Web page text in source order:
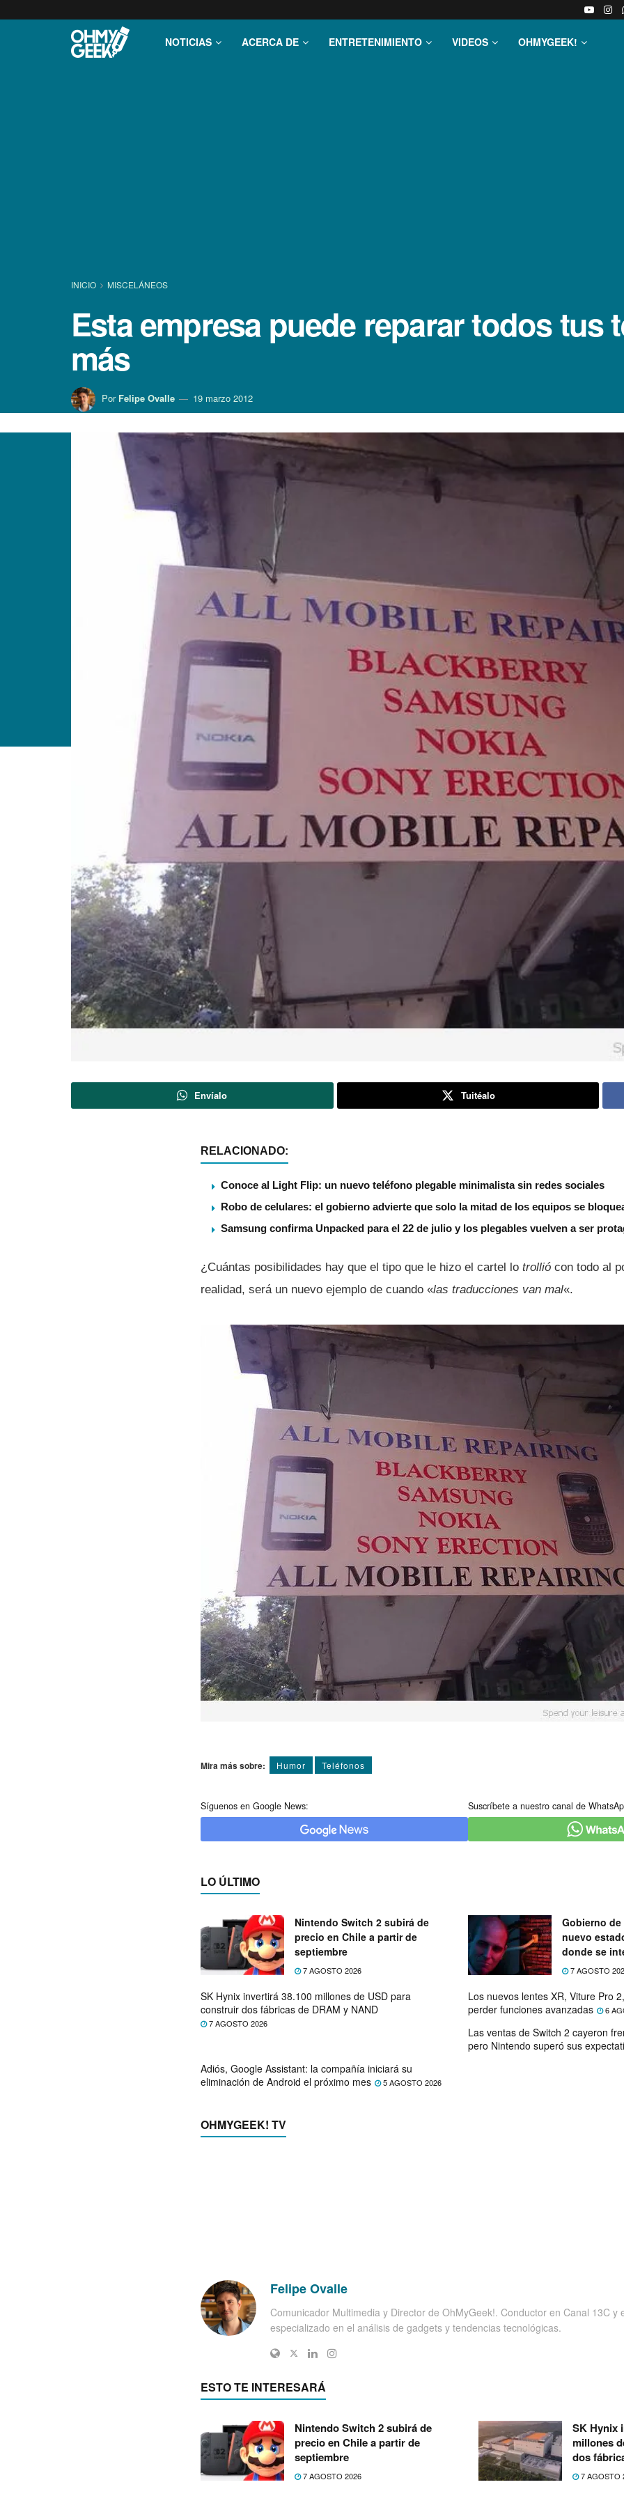
NOTICIAS ACERCA DE ENTRETENIMIENTO VIDEOS OHMYGEEK!
INICIO MISCELÁNEOS
Esta empresa puede reparar todos tus
más
Por Felipe Ovalle 19 marzo 2012
Envíalo Tuitéalo
RELACIONADO:
Conoce al Light Flip: un nuevo teléfono plegable minimalista sin redes sociales
Robo de celulares: el gobierno advierte que solo la mitad de los equipos se
Samsung confirma Unpacked para el 22 de julio y los plegables vuelven a ser
¿Cuántas posibilidades hay que el tipo que le hizo el cartel lo trollió con todo al
realidad, será un nuevo ejemplo de cuando «las traducciones van mal«.
Mira más sobre: Humor Teléfonos
Síguenos en Google News: Suscríbete a nuestro canal de
LO ÚLTIMO
Nintendo Switch 2 subirá de
precio en Chile a partir de
septiembre
7 AGOSTO 2026
Gobierno
nuevo
donde se
7 AGOSTO
SK Hynix invertirá 38.100 millones de USD para
construir dos fábricas de DRAM y NAND
7 AGOSTO 2026
Los nuevos lentes XR, Viture Pro
perder funciones avanzadas
6
Las ventas de Switch 2 cayeron
pero Nintendo superó sus
Adiós, Google Assistant: la compañía iniciará su
eliminación de Android el próximo mes
5 AGOSTO 2026
OHMYGEEK! TV
Felipe Ovalle
Comunicador Multimedia y Director de OhMyGeek!. Conductor en Canal 13C y
especializado en el análisis de gadgets y tendencias tecnológicas.
ESTO TE INTERESARÁ
Nintendo Switch 2 subirá de
precio en Chile a partir de
septiembre
7 AGOSTO 2026
SK Hynix
millones
dos
7 AGOSTO